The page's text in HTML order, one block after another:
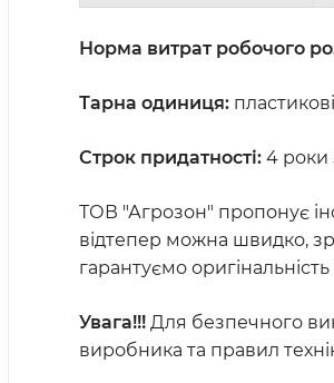
Норма витрат робочого
Тарна одиниця:
Строк придатності: 4 роки
ТОВ "Агрозон" пропонує
відтепер можна швидко,
гарантуємо
Увага!!! Для безпечного
виробника та правил